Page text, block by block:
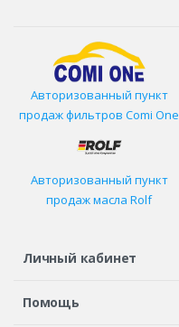
Авторизованный пункт
продаж фильтров Comi One
Авторизованный пункт
продаж масла Rolf
Личный кабинет
Регистрация или вход
Помощь